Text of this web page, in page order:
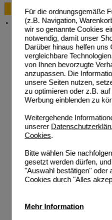
Für die ordnungsgemäße
(z.B. Navigation,
wir so genannte Cookies
notwendig, damit unser
Darüber hinaus helfen uns
vergleichbare
von Ihnen bevorzugte
anzupassen. Die
unsere Seiten nutzen,
zu optimieren oder z.B.
Werbung einblenden zu
Weitergehende
unserer
Cookies.
Bitte wählen Sie
gesetzt werden dürfen,
"Auswahl bestätigen" oder
Cookies durch "Alles
Mehr Information
Bestellung
Versandkosten